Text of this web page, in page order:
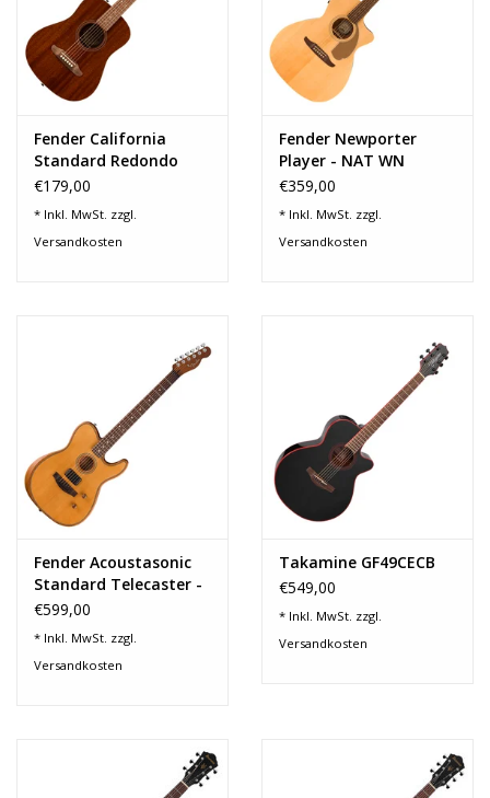
Marken
Fender California
Standard Redondo
MINI WB IB NAT - SAP
€179,00
* Inkl. MwSt. zzgl.
Versandkosten
Fender Newporter
Player - NAT WN
€359,00
* Inkl. MwSt. zzgl.
Versandkosten
Fender Acoustasonic
Standard Telecaster -
AGN
€599,00
* Inkl. MwSt. zzgl.
Versandkosten
Takamine GF49CECB
€549,00
* Inkl. MwSt. zzgl.
Versandkosten